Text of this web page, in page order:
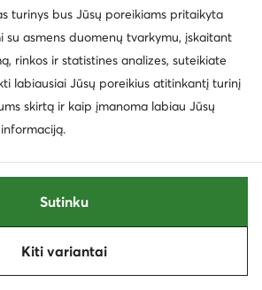
EXTRA -25% Kodas: SUMMER
turinys bus Jūsų poreikiams pritaikyta
su asmens duomenų tvarkymu, įskaitant
rinkos ir statistines analizes, suteikiate
labiausiai Jūsų poreikius atitinkantį turinį
skirtą ir kaip įmanoma labiau Jūsų
Kiti variantai
Sutinku